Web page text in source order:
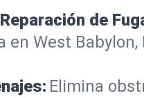
de
West
Elimina